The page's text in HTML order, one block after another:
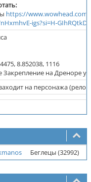
https://
igs?si=H-
8.852038, 1116
Закрепление на Дреноре у
на персонажа
Беглецы (32992)